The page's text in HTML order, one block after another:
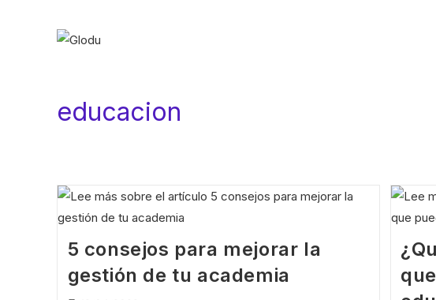
educacion
5 consejos para mejorar la
gestión de tu academia